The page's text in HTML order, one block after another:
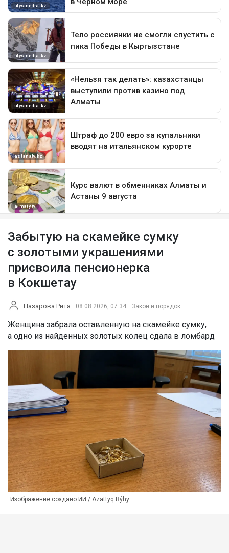
Забытую на скамейке сумку
с золотыми украшениями
присвоила пенсионерка
в Кокшетау
Назарова Рита 08.08.2026, 07:34 Закон и порядок
Женщина забрала оставленную на скамейке сумку,
а одно из найденных золотых колец сдала в ломбард
Изображение создано ИИ / Azattyq Rýhy